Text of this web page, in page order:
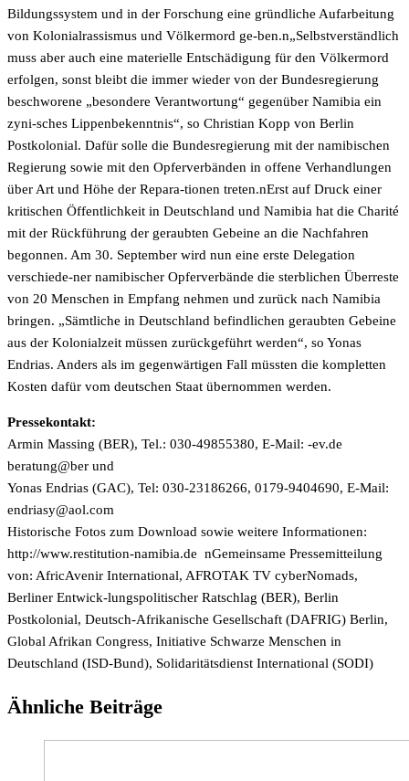
Bildungssystem und in der Forschung eine gründliche Aufarbeitung
von Kolonialrassismus und Völkermord ge-ben.n„Selbstverständlich
muss aber auch eine materielle Entschädigung für den Völkermord
erfolgen, sonst bleibt die immer wieder von der Bundesregierung
beschworene „besondere Verantwortung“ gegenüber Namibia ein
zyni-sches Lippenbekenntnis“, so Christian Kopp von Berlin
Postkolonial. Dafür solle die Bundesregierung mit der namibischen
Regierung sowie mit den Opferverbänden in offene Verhandlungen
über Art und Höhe der Repara-tionen treten.nErst auf Druck einer
kritischen Öffentlichkeit in Deutschland und Namibia hat die Charité
mit der Rückführung der geraubten Gebeine an die Nachfahren
begonnen. Am 30. September wird nun eine erste Delegation
verschiede-ner namibischer Opferverbände die sterblichen Überreste
von 20 Menschen in Empfang nehmen und zurück nach Namibia
bringen. „Sämtliche in Deutschland befindlichen geraubten Gebeine
aus der Kolonialzeit müssen zurückgeführt werden“, so Yonas
Endrias. Anders als im gegenwärtigen Fall müssten die kompletten
Kosten dafür vom deutschen Staat übernommen werden.
Pressekontakt:
Armin Massing (BER), Tel.: 030-49855380, E-Mail: ed.ve-
reb@gnutareb und
Yonas Endrias (GAC), Tel: 030-23186266, 0179-9404690, E-Mail:
moc.loa@ysairdne
Historische Fotos zum Download sowie weitere Informationen:
http://www.restitution-namibia.de nGemeinsame Pressemitteilung
von: AfricAvenir International, AFROTAK TV cyberNomads,
Berliner Entwick-lungspolitischer Ratschlag (BER), Berlin
Postkolonial, Deutsch-Afrikanische Gesellschaft (DAFRIG) Berlin,
Global Afrikan Congress, Initiative Schwarze Menschen in
Deutschland (ISD-Bund), Solidaritätsdienst International (SODI)
Ähnliche Beiträge